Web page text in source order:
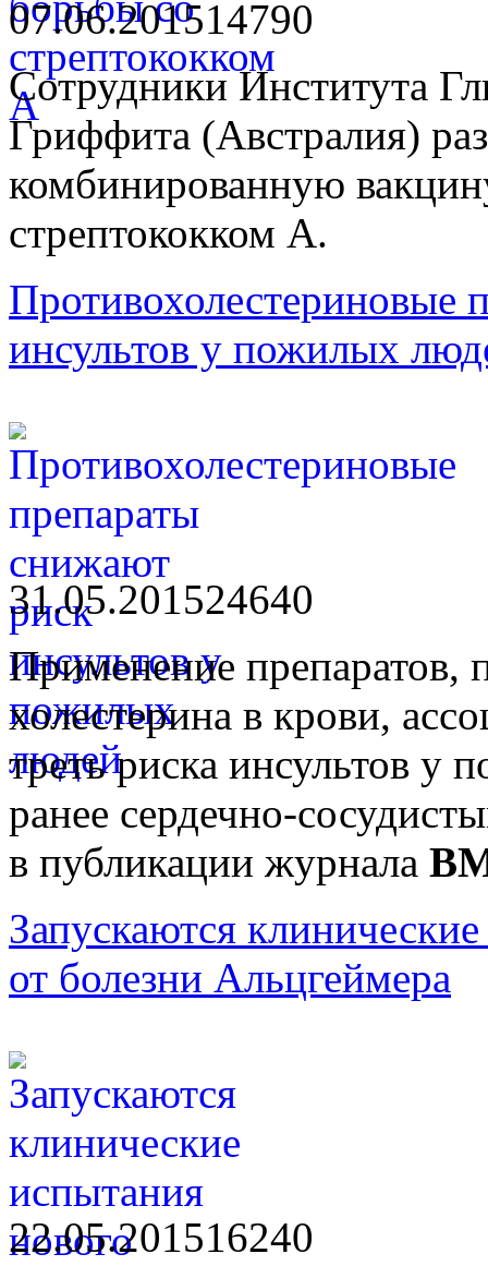
07.06.201514790
Сотрудники Института
Гриффита (Австралия)
комбинированную
стрептококком А.
Противохолестериновые
инсультов у пожилых
31.05.201524640
Применение
холестерина в крови,
треть риска инсультов у
ранее сердечно-
в публикации журнала
Запускаются
от болезни Альцгеймера
22.05.201516240